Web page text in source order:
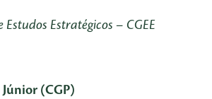
Estudos Estratégicos – CGEE
(CGP)